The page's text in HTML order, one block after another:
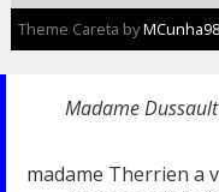
Theme Careta byMCunha98
Madame Dussault
madame Therrien a